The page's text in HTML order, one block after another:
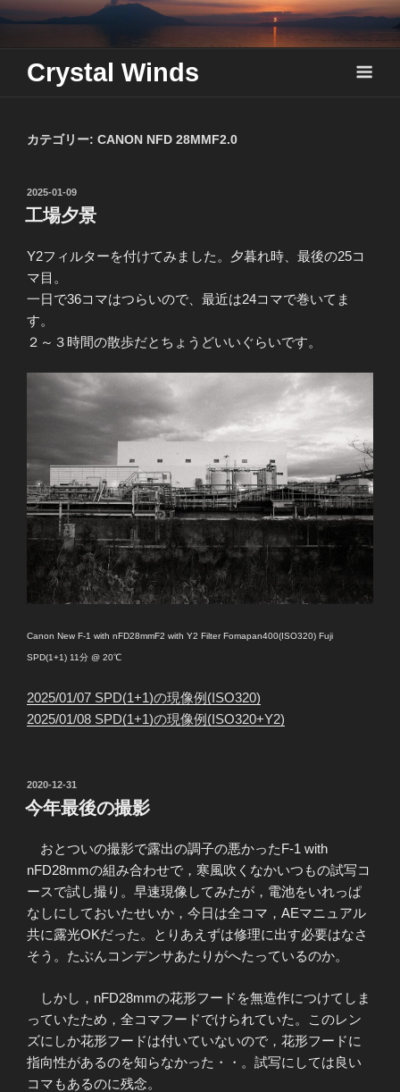
Skip
content
Crystal Winds
カテゴリー: CANON NFD 28MMF2.0
投
稿
日:
2025-01-09
工場夕景
Y2フィルターを付けてみました。夕暮れ時、最後の25コ
マ目。
一日で36コマはつらいので、最近は24コマで巻いてま
す。
２～３時間の散歩だとちょうどいいぐらいです。
Canon New F-1 with nFD28mmF2 with Y2 Filter Fomapan400(ISO320) Fuji
SPD(1+1) 11分 @ 20℃
2025/01/07 SPD(1+1)の現像例(ISO320)
2025/01/08 SPD(1+1)の現像例(ISO320+Y2)
投
稿
日:
2020-12-31
今年最後の撮影
おとついの撮影で露出の調子の悪かったF-1 with
nFD28mmの組み合わせで，寒風吹くなかいつもの試写コ
ースで試し撮り。早速現像してみたが，電池をいれっぱ
なしにしておいたせいか，今日は全コマ，AEマニュアル
共に露光OKだった。とりあえずは修理に出す必要はなさ
そう。たぶんコンデンサあたりがへたっているのか。
しかし，nFD28mmの花形フードを無造作につけてしま
っていたため，全コマフードでけられていた。このレン
ズにしか花形フードは付いていないので，花形フードに
指向性があるのを知らなかった・・。試写にしては良い
コマもあるのに残念。